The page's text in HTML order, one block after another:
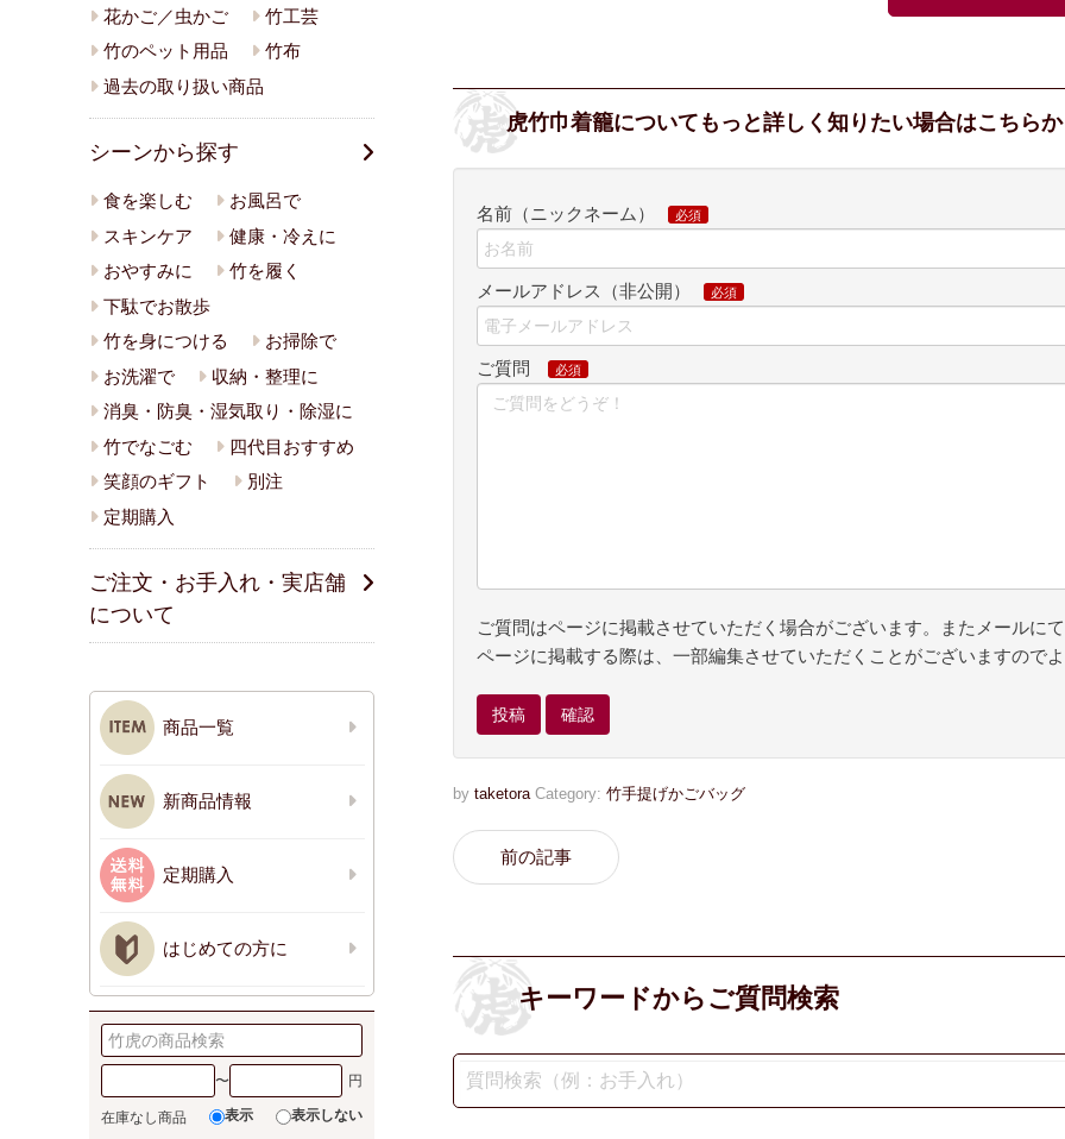
虎竹巾着籠についてもっと詳しく知りたい場合はこちら
名前（ニックネーム）
メールアドレス（非公開）
ご質問
ご質問はページに掲載させていただく場合がございます。またメールに
ページに掲載する際は、一部編集させていただくことがございますので
by taketora Category: 竹手提げかごバッグ
前の記事
キーワードからご質問検索
花かご／虫かご
竹工芸
竹のペット用品
竹布
過去の取り扱い商品
シーンから探す
食を楽しむ
お風呂で
スキンケア
健康・冷えに
おやすみに
竹を履く
下駄でお散歩
竹を身につける
お掃除で
お洗濯で
収納・整理に
消臭・防臭・湿気取り・除湿に
竹でなごむ
四代目おすすめ
笑顔のギフト
別注
定期購入
ご注文・お手入れ・実店舗
について
商品一覧
新商品情報
定期購入
はじめての方に
〜
在庫なし商品 表示 表示しない